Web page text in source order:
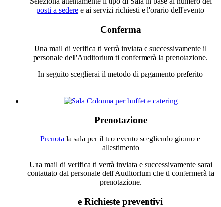
posti a sedere e ai servizi richiesti e l'orario dell'evento
Conferma
Una mail di verifica ti verrà inviata e successivamente il
personale dell'Auditorium ti confermerà la prenotazione.
In seguito sceglierai il metodo di pagamento preferito
Prenotazione
Prenota la sala per il tuo evento scegliendo giorno e
allestimento
Una mail di verifica ti verrà inviata e successivamente sarai
contattato dal personale dell'Auditorium che ti confermerà la
prenotazione.
e Richieste preventivi